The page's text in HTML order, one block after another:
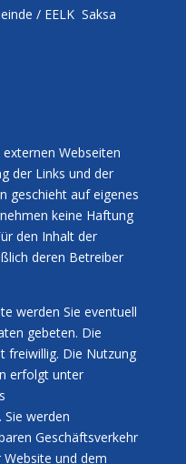
/ EELK Saksa
Webseiten
der Links und der
geschieht auf eigenes
keine Haftung
den Inhalt der
deren Betreiber
werden Sie eventuell
gebeten. Die
freiwillig. Die Nutzung
erfolgt unter
werden
Geschäftsverkehr
und dem